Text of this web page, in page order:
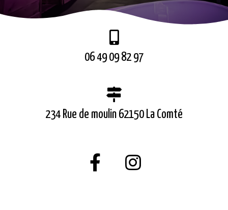
06 49 09 82 97
234 Rue de moulin 62150 La Comté